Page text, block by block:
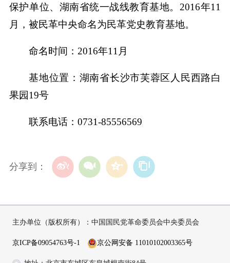
保护单位、湖南省统一战线教育基地。2016年11
月，被民革中央命名为民革党史教育基地。
命名时间：2016年11月
基地位置：湖南省长沙市芙蓉区人民西路白
果园19号
联系电话：0731-85556569
分享到：
主办单位（版权所有）：中国国民党革命委员会中央委员会
京ICP备09054763号-1 京公网安备 11010102003365号